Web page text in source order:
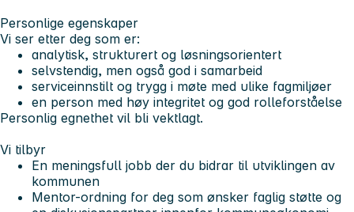
Personlige egenskaper
Vi ser etter deg som er:
analytisk, strukturert og løsningsorientert
selvstendig, men også god i samarbeid
serviceinnstilt og trygg i møte med ulike fagmiljøer
en person med høy integritet og god rolleforståelse
Personlig egnethet vil bli vektlagt.
Vi tilbyr
En meningsfull jobb der du bidrar til utviklingen av
kommunen
Mentor-ordning for deg som ønsker faglig støtte og